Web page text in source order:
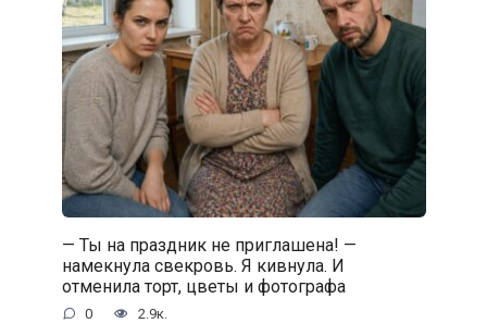
— Ты на праздник не приглашена! —
намекнула свекровь. Я кивнула. И
отменила торт, цветы и фотографа
0 2.9к.